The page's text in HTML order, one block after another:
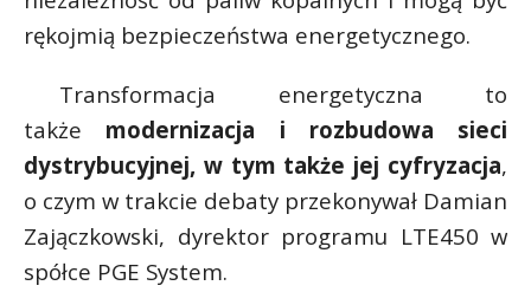
rękojmią bezpieczeństwa energetycznego.
Transformacja energetyczna to
także modernizacja i rozbudowa sieci
dystrybucyjnej, w tym także jej cyfryzacja,
o czym w trakcie debaty przekonywał Damian
Zajączkowski, dyrektor programu LTE450 w
spółce PGE System.